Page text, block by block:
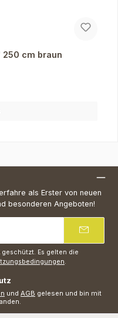
cm braun
als Erster von neuen
besonderen Angeboten!
geschützt. Es gelten die
und AGB gelesen und bin mit